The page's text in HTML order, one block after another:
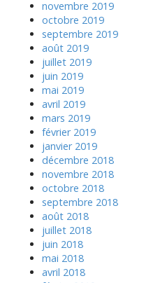
novembre 2019
octobre 2019
septembre 2019
août 2019
juillet 2019
juin 2019
mai 2019
avril 2019
mars 2019
février 2019
janvier 2019
décembre 2018
novembre 2018
octobre 2018
septembre 2018
août 2018
juillet 2018
juin 2018
mai 2018
avril 2018